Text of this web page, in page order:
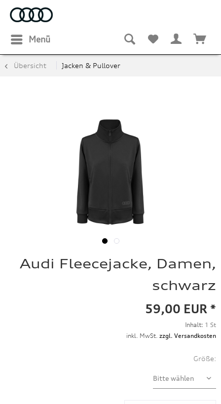
Menü
Übersicht Jacken & Pullover
Audi Fleecejacke, Damen,
schwarz
59,00 EUR *
Inhalt: 1 St
inkl. MwSt. zzgl. Versandkosten
Größe: